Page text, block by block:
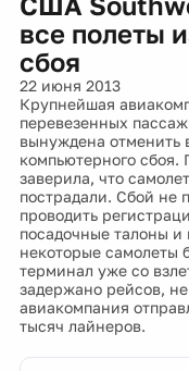
все полеты
сбоя
22 июня 2013
Крупнейшая
перевезенных
вынуждена отменить
компьютерного сбоя.
заверила, что
пострадали. Сбой не
проводить
посадочные талоны и
некоторые самолеты
терминал уже со
задержано рейсов,
авиакомпания
тысяч лайнеров.